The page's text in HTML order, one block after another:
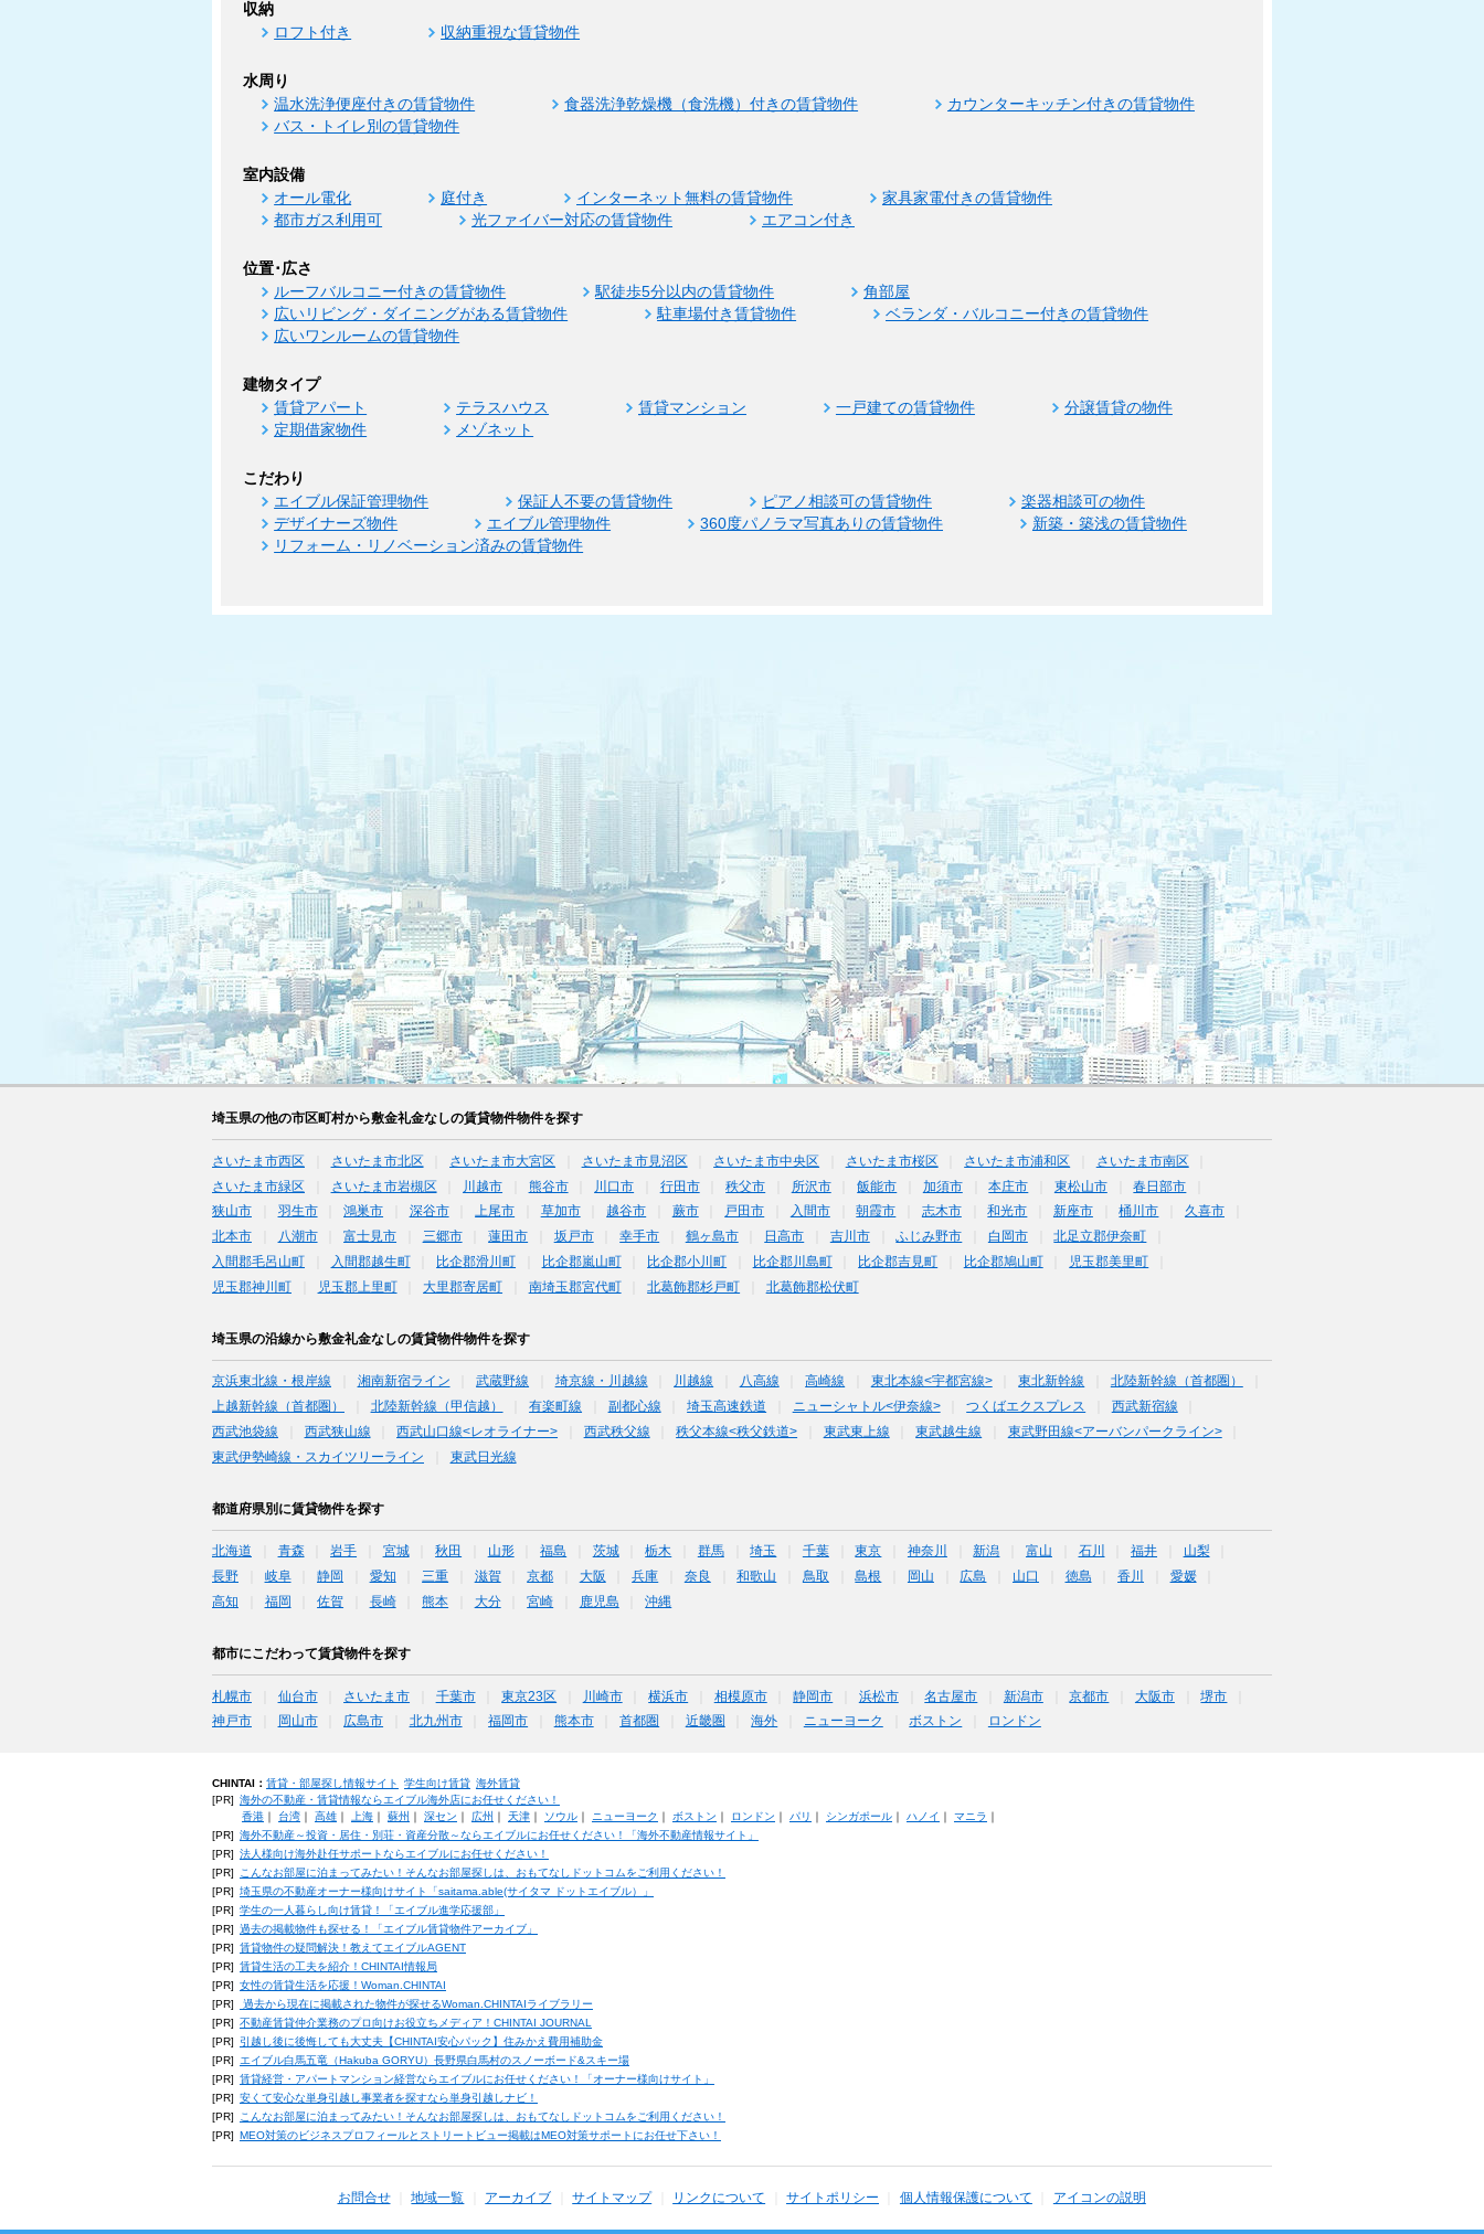
収納
ロフト付き 収納重視な賃貸物件
水周り
温水洗浄便座付きの賃貸物件 食器洗浄乾燥機（食洗機）付きの賃貸物件
カウンターキッチン付きの賃貸物件
バス・トイレ別の賃貸物件
室内設備
オール電化 庭付き インターネット無料の賃貸物件
家具家電付きの賃貸物件
都市ガス利用可
光ファイバー対応の賃貸物件 エアコン付き
位置･広さ
ルーフバルコニー付きの賃貸物件 駅徒歩5分以内の賃貸物件
角部屋
広いリビング・ダイニングがある賃貸物件
駐車場付き賃貸物件
ベランダ・バルコニー付きの賃貸物件
広いワンルームの賃貸物件
建物タイプ
賃貸アパート テラスハウス 賃貸マンション 一戸建ての賃貸物件
分譲賃貸の物件
定期借家物件
メゾネット
こだわり
エイブル保証管理物件 保証人不要の賃貸物件 ピアノ相談可の賃貸物件
楽器相談可の物件
デザイナーズ物件
エイブル管理物件 360度パノラマ写真ありの賃貸物件
新築・築浅の賃貸物件
リフォーム・リノベーション済みの賃貸物件
埼玉県の他の市区町村から敷金礼金なしの賃貸物件物件を探す
さいたま市西区 さいたま市北区 さいたま市大宮区 さいたま市見沼区 さいたま市中央区 さいたま市桜区 さいたま市浦和区
さいたま市南区
さいたま市緑区
さいたま市岩槻区 川越市 熊谷市 川口市 行田市 秩父市 所沢市 飯能市 加須市 本庄市 東松山市
春日部市
狭山市
羽生市 鴻巣市 深谷市 上尾市 草加市 越谷市 蕨市 戸田市 入間市 朝霞市 志木市 和光市 新座市 桶川市
久喜市
北本市
八潮市 富士見市 三郷市 蓮田市 坂戸市 幸手市 鶴ヶ島市 日高市 吉川市 ふじみ野市 白岡市
北足立郡伊奈町
入間郡毛呂山町
入間郡越生町 比企郡滑川町 比企郡嵐山町 比企郡小川町 比企郡川島町 比企郡吉見町 比企郡鳩山町
児玉郡美里町
児玉郡神川町
児玉郡上里町 大里郡寄居町 南埼玉郡宮代町 北葛飾郡杉戸町 北葛飾郡松伏町
埼玉県の沿線から敷金礼金なしの賃貸物件物件を探す
京浜東北線・根岸線 湘南新宿ライン 武蔵野線 埼京線・川越線 川越線 八高線 高崎線 東北本線<宇都宮線> 東北新幹線
北陸新幹線（首都圏）
上越新幹線（首都圏）
北陸新幹線（甲信越） 有楽町線 副都心線 埼玉高速鉄道 ニューシャトル<伊奈線> つくばエクスプレス
西武新宿線
西武池袋線
西武狭山線 西武山口線<レオライナー> 西武秩父線 秩父本線<秩父鉄道> 東武東上線 東武越生線
東武野田線<アーバンパークライン>
東武伊勢崎線・スカイツリーライン
東武日光線
都道府県別に賃貸物件を探す
北海道 青森 岩手 宮城 秋田 山形 福島 茨城 栃木 群馬 埼玉 千葉 東京 神奈川 新潟 富山 石川 福井
山梨
長野
岐阜 静岡 愛知 三重 滋賀 京都 大阪 兵庫 奈良 和歌山 鳥取 島根 岡山 広島 山口 徳島 香川
愛媛
高知
福岡 佐賀 長崎 熊本 大分 宮崎 鹿児島 沖縄
都市にこだわって賃貸物件を探す
札幌市 仙台市 さいたま市 千葉市 東京23区 川崎市 横浜市 相模原市 静岡市 浜松市 名古屋市 新潟市 京都市 大阪市
堺市
神戸市
岡山市 広島市 北九州市 福岡市 熊本市 首都圏 近畿圏 海外 ニューヨーク ボストン ロンドン
CHINTAI： 賃貸・部屋探し情報サイト 学生向け賃貸 海外賃貸
[PR] 海外の不動産・賃貸情報ならエイブル海外店にお任せください！
香港｜ 台湾｜ 高雄｜ 上海｜ 蘇州 深セン 広州 天津｜ ソウル｜ ニューヨーク ボストン ロンドン パリ シンガポール｜ ハノイ マニラ
[PR] 海外不動産～投資・居住・別荘・資産分散～ならエイブルにお任せください！「海外不動産情報サイト」
[PR] 法人様向け海外赴任サポートならエイブルにお任せください！
[PR]
こんなお部屋に泊まってみたい！そんなお部屋探しは、おもてなしドットコムをご利用ください！
[PR] 埼玉県の不動産オーナー様向けサイト「saitama.able(サイタマ ドットエイブル）」
[PR] 学生の一人暮らし向け賃貸！「エイブル進学応援部」
[PR] 過去の掲載物件も探せる！「エイブル賃貸物件アーカイブ」
[PR] 賃貸物件の疑問解決！教えてエイブルAGENT
[PR] 賃貸生活の工夫を紹介！CHINTAI情報局
[PR] 女性の賃貸生活を応援！Woman.CHINTAI
[PR]
過去から現在に掲載された物件が探せるWoman.CHINTAIライブラリー
[PR] 不動産賃貸仲介業務のプロ向けお役立ちメディア！CHINTAI JOURNAL
[PR]
引越し後に後悔しても大丈夫【CHINTAI安心パック】住みかえ費用補助金
[PR] エイブル白馬五竜（Hakuba GORYU）長野県白馬村のスノーボード&スキー場
[PR] 賃貸経営・アパートマンション経営ならエイブルにお任せください！「オーナー様向けサイト」
[PR] 安くて安心な単身引越し事業者を探すなら単身引越しナビ！
[PR]
こんなお部屋に泊まってみたい！そんなお部屋探しは、おもてなしドットコムをご利用ください！
[PR] MEO対策のビジネスプロフィールとストリートビュー掲載はMEO対策サポートにお任せ下さい！
お問合せ 地域一覧 アーカイブ サイトマップ リンクについて サイトポリシー 個人情報保護について アイコンの説明